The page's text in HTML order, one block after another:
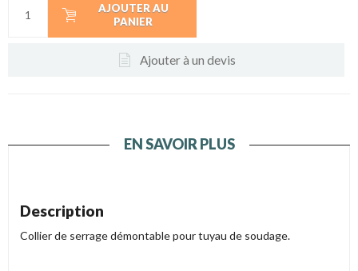
AJOUTER AU
PANIER
Ajouter à un devis
EN SAVOIR PLUS
Description
Collier de serrage démontable pour tuyau de soudage.